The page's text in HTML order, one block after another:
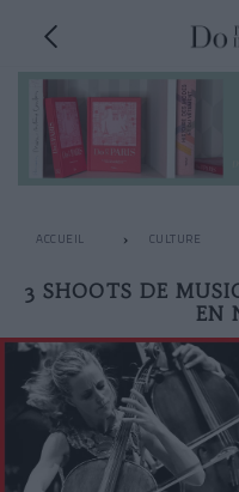
ACCUEIL CULTURE
3 SHOOTS DE
EN